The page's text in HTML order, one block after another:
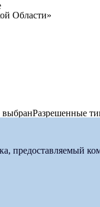
Области»
Разрешенные